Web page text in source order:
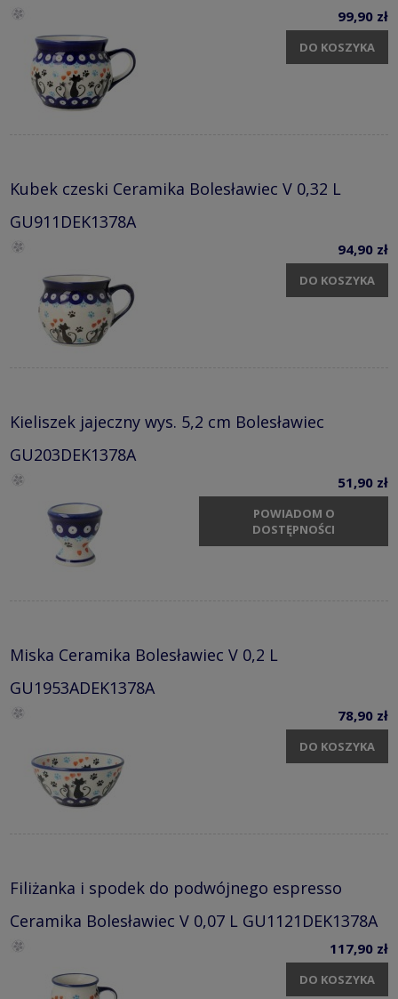
99,90 zł
DO KOSZYKA
Kubek czeski Ceramika Bolesławiec V 0,32 L
GU911DEK1378A
94,90 zł
DO KOSZYKA
Kieliszek jajeczny wys. 5,2 cm Bolesławiec
GU203DEK1378A
51,90 zł
POWIADOM O
DOSTĘPNOŚCI
Miska Ceramika Bolesławiec V 0,2 L
GU1953ADEK1378A
78,90 zł
DO KOSZYKA
Filiżanka i spodek do podwójnego espresso
Ceramika Bolesławiec V 0,07 L GU1121DEK1378A
117,90 zł
DO KOSZYKA